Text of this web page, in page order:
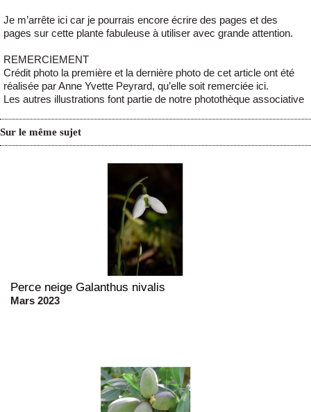
Je m’arrête ici car je pourrais encore écrire des pages et des
pages sur cette plante fabuleuse à utiliser avec grande attention.
REMERCIEMENT
Crédit photo la première et la dernière photo de cet article ont été
réalisée par Anne Yvette Peyrard, qu’elle soit remerciée ici.
Les autres illustrations font partie de notre photothèque associative
Sur le même sujet
Perce neige Galanthus nivalis
Mars 2023